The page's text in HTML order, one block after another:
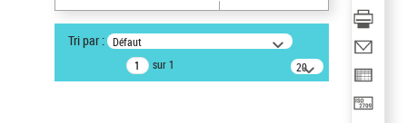
Type de notice d'autorité
Titre uniforme musical
Tri par : Défaut
sur 1
20
résultats/page